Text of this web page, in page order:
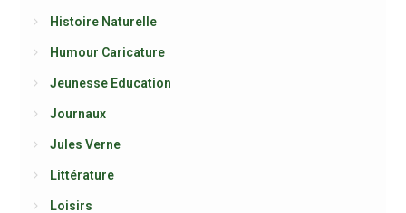
Histoire Naturelle
Humour Caricature
Jeunesse Education
Journaux
Jules Verne
Littérature
Loisirs